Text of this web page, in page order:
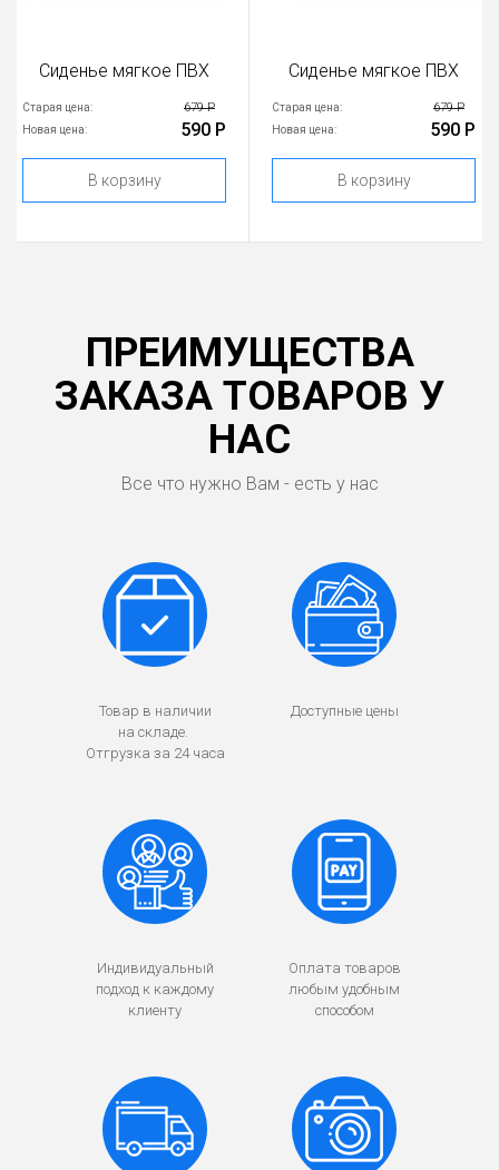
Сиденье мягкое ПВХ
Старая цена: 679 Р
Новая цена: 590 Р
В корзину
Сиденье мягкое ПВХ
Старая цена: 679 Р
Новая цена: 590 Р
В корзину
ПРЕИМУЩЕСТВА
ЗАКАЗА ТОВАРОВ У
НАС
Все что нужно Вам - есть у нас
Товар в наличии
на складе.
Отгрузка за 24 часа
Доступные цены
Индивидуальный
подход к каждому
клиенту
Оплата товаров
любым удобным
способом